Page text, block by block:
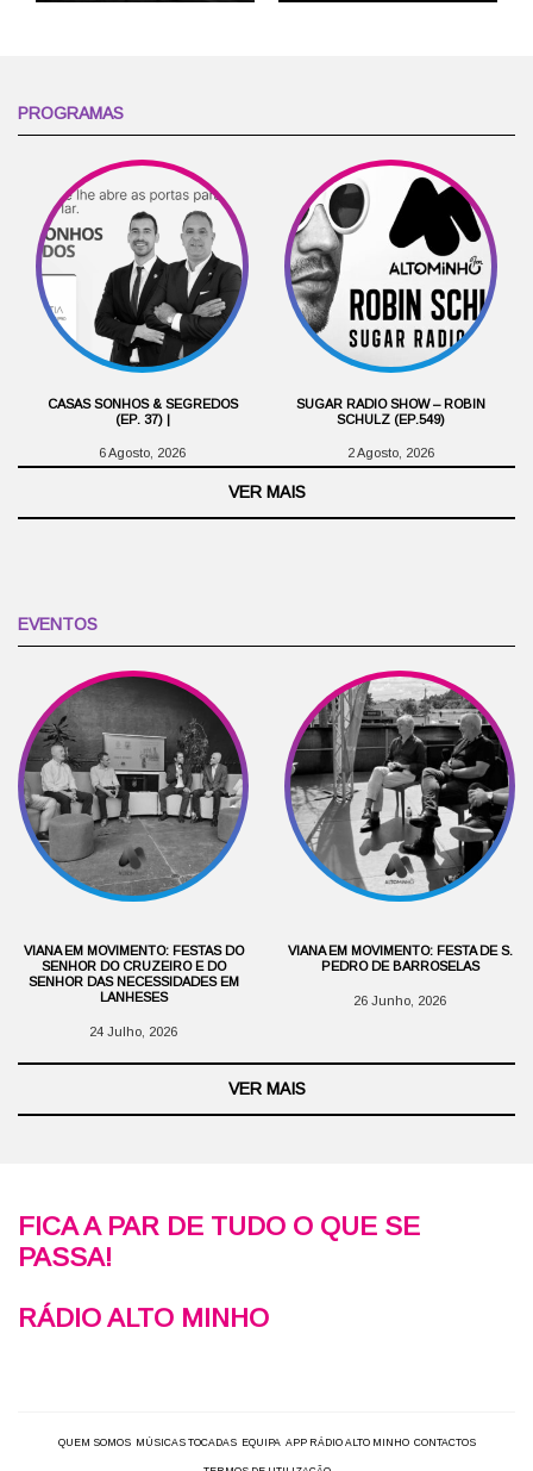
PROGRAMAS
CASAS SONHOS & SEGREDOS
(EP. 37) |
6 Agosto, 2026
SUGAR RADIO SHOW – ROBIN
SCHULZ (EP.549)
2 Agosto, 2026
VER MAIS
EVENTOS
VIANA EM MOVIMENTO: FESTAS DO
SENHOR DO CRUZEIRO E DO
SENHOR DAS NECESSIDADES EM
LANHESES
24 Julho, 2026
VIANA EM MOVIMENTO: FESTA DE S.
PEDRO DE BARROSELAS
26 Junho, 2026
VER MAIS
FICA A PAR DE TUDO O QUE SE
PASSA!
RÁDIO ALTO MINHO
QUEM SOMOS MÚSICAS TOCADAS EQUIPA APP RÁDIO ALTO MINHO CONTACTOS